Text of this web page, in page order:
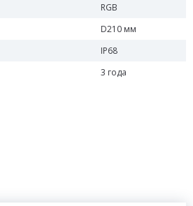
RGB
D210 мм
IP68
3 года